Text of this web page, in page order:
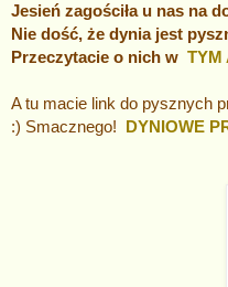
Jesień zagościła u nas na
Nie dość, że dynia jest
Przeczytacie o nich w TYM
A tu macie link do pysznych
:) Smacznego! DYNIOWE